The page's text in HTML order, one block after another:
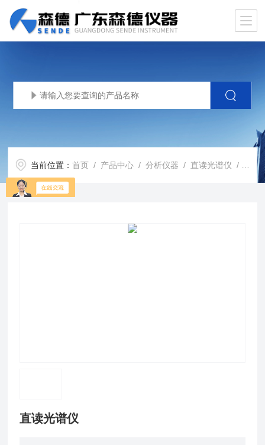
当前位置：首页 / 产品中心 /分析仪器 / 直读光谱仪 / SPECTROLAB S直读光谱仪
直读光谱仪